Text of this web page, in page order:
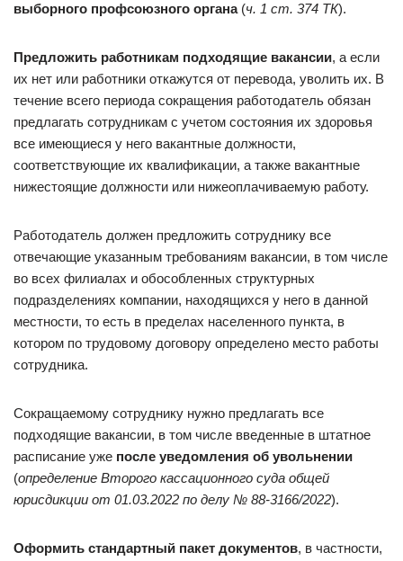
выборного профсоюзного органа(ч. 1 ст. 374 ТК).
Предложить работникам подходящие вакансии, а если
их нет или работники откажутся от перевода, уволить их. В
течение всего периода сокращения работодатель обязан
предлагать сотрудникам с учетом состояния их здоровья
все имеющиеся у него вакантные должности,
соответствующие их квалификации, а также вакантные
нижестоящие должности или нижеоплачиваемую работу.
Работодатель должен предложить сотруднику все
отвечающие указанным требованиям вакансии, в том числе
во всех филиалах и обособленных структурных
подразделениях компании, находящихся у него в данной
местности, то есть в пределах населенного пункта, в
котором по трудовому договору определено место работы
сотрудника.
Сокращаемому сотруднику нужно предлагать все
подходящие вакансии, в том числе введенные в штатное
расписание уже после уведомления об увольнении
(определение Второго кассационного суда общей
юрисдикции от 01.03.2022 по делу № 88-3166/2022).
Оформить стандартный пакет документов, в частности,